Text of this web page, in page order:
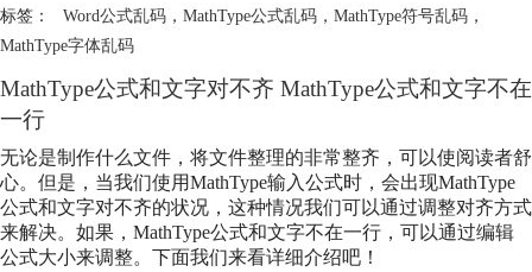
标签： Word公式乱码， MathType公式乱码， MathType符号乱码，
MathType字体乱码
MathType公式和文字对不齐 MathType公式和文字不在
一行
无论是制作什么文件，将文件整理的非常整齐，可以使阅读者舒
心。但是，当我们使用MathType输入公式时，会出现MathType
公式和文字对不齐的状况，这种情况我们可以通过调整对齐方式
来解决。如果，MathType公式和文字不在一行，可以通过编辑
公式大小来调整。下面我们来看详细介绍吧！